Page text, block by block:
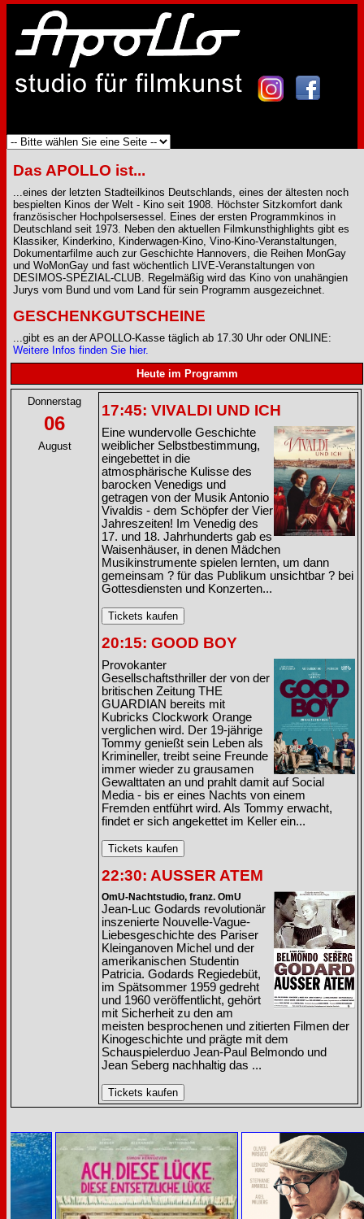
Das APOLLO ist...
...eines der letzten Stadteilkinos Deutschlands, eines der ältesten noch
bespielten Kinos der Welt - Kino seit 1908. Höchster Sitzkomfort dank
französischer Hochpolsersessel. Eines der ersten Programmkinos in
Deutschland seit 1973. Neben den aktuellen Filmkunsthighlights gibt es
Klassiker, Kinderkino, Kinderwagen-Kino, Vino-Kino-Veranstaltungen,
Dokumentarfilme auch zur Geschichte Hannovers, die Reihen MonGay
und WoMonGay und fast wöchentlich LIVE-Veranstaltungen von
DESIMOS-SPEZIAL-CLUB. Regelmäßig wird das Kino von unahängien
Jurys vom Bund und vom Land für sein Programm ausgezeichnet.
GESCHENKGUTSCHEINE
...gibt es an der APOLLO-Kasse täglich ab 17.30 Uhr oder ONLINE:
Weitere Infos finden Sie hier.
Heute im Programm
Donnerstag
06
August
17:45: VIVALDI UND ICH
Eine wundervolle Geschichte
weiblicher Selbstbestimmung,
eingebettet in die
atmosphärische Kulisse des
barocken Venedigs und
getragen von der Musik Antonio
Vivaldis - dem Schöpfer der Vier
Jahreszeiten! Im Venedig des
17. und 18. Jahrhunderts gab es
Waisenhäuser, in denen Mädchen
Musikinstrumente spielen lernten, um dann
gemeinsam ? für das Publikum unsichtbar ? bei
Gottesdiensten und Konzerten...
20:15: GOOD BOY
Provokanter
Gesellschaftsthriller der von der
britischen Zeitung THE
GUARDIAN bereits mit
Kubricks Clockwork Orange
verglichen wird. Der 19-jährige
Tommy genießt sein Leben als
Krimineller, treibt seine Freunde
immer wieder zu grausamen
Gewalttaten an und prahlt damit auf Social
Media - bis er eines Nachts von einem
Fremden entführt wird. Als Tommy erwacht,
findet er sich angekettet im Keller ein...
22:30: AUSSER ATEM
OmU-Nachtstudio, franz. OmU
Jean-Luc Godards revolutionär
inszenierte Nouvelle-Vague-
Liebesgeschichte des Pariser
Kleinganoven Michel und der
amerikanischen Studentin
Patricia. Godards Regiedebüt,
im Spätsommer 1959 gedreht
und 1960 veröffentlicht, gehört
mit Sicherheit zu den am
meisten besprochenen und zitierten Filmen der
Kinogeschichte und prägte mit dem
Schauspielerduo Jean-Paul Belmondo und
Jean Seberg nachhaltig das ...